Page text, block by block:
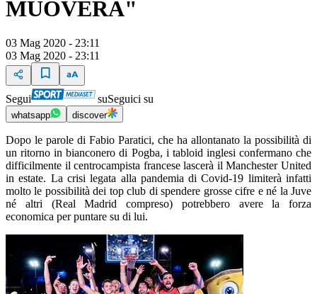
MUOVERÀ"
03 Mag 2020 - 23:11
03 Mag 2020 - 23:11
Segui suSeguici su
whatsapp discover
Dopo le parole di Fabio Paratici, che ha allontanato la possibilità di
un ritorno in bianconero di Pogba, i tabloid inglesi confermano che
difficilmente il centrocampista francese lascerà il Manchester United
in estate. La crisi legata alla pandemia di Covid-19 limiterà infatti
molto le possibilità dei top club di spendere grosse cifre e né la Juve
né altri (Real Madrid compreso) potrebbero avere la forza
economica per puntare su di lui.